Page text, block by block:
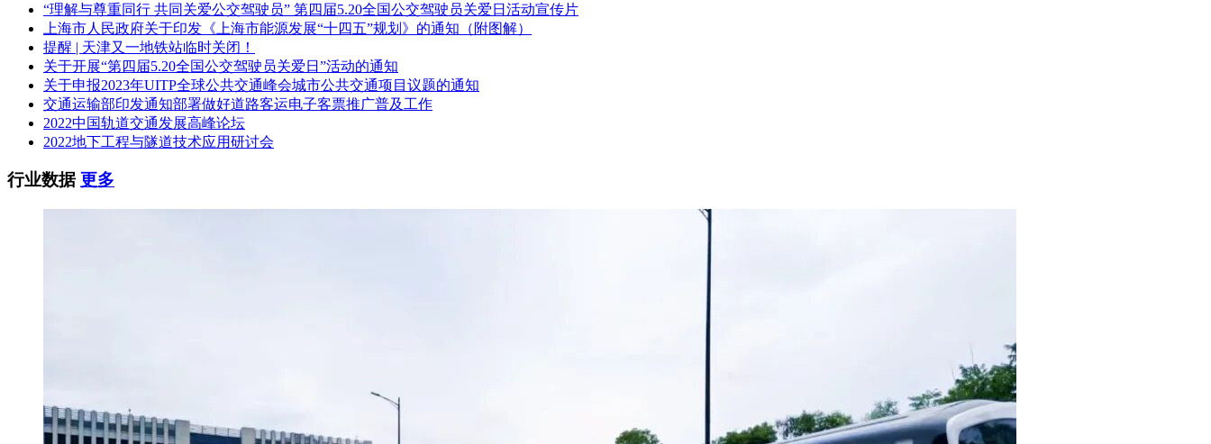
“理解与尊重同行 共同关爱公交驾驶员” 第四届5.20全国公交驾驶员关爱日活动宣传片
上海市人民政府关于印发《上海市能源发展“十四五”规划》的通知（附图解）
提醒 | 天津又一地铁站临时关闭！
关于开展“第四届5.20全国公交驾驶员关爱日”活动的通知
关于申报2023年UITP全球公共交通峰会城市公共交通项目议题的通知
交通运输部印发通知部署做好道路客运电子客票推广普及工作
2022中国轨道交通发展高峰论坛
2022地下工程与隧道技术应用研讨会
行业数据更多